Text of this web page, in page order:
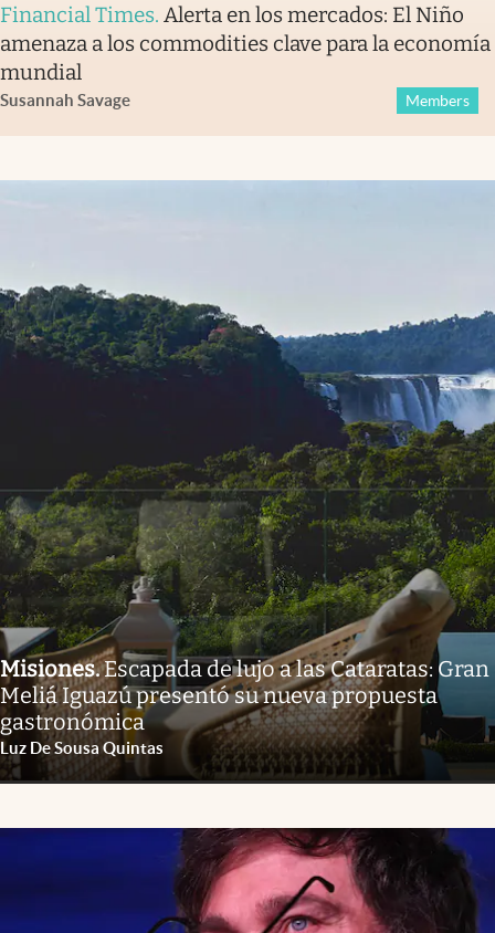
Financial Times. Alerta en los mercados: El Niño
amenaza a los commodities clave para la economía
mundial
Susannah Savage Members
Misiones.Escapada de lujo a las Cataratas: Gran
Meliá Iguazú presentó su nueva propuesta
gastronómica
Luz De Sousa Quintas